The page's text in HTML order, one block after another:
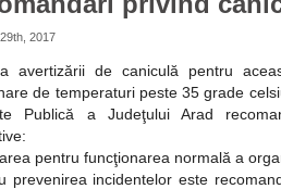
2017
avertizării de caniculă pentru
de temperaturi peste 35 grade
Publică a Judeţului Arad
pentru funcţionarea normală a
prevenirea incidentelor este